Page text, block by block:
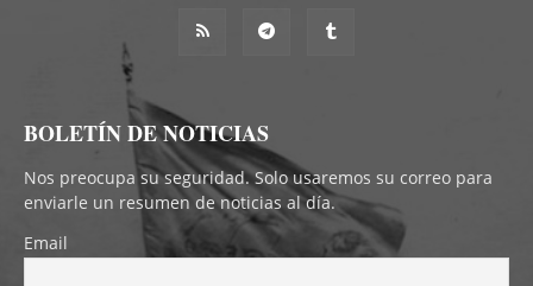
BOLETÍN DE NOTICIAS
Nos preocupa su seguridad. Solo usaremos su correo para
enviarle un resumen de noticias al día.
Email